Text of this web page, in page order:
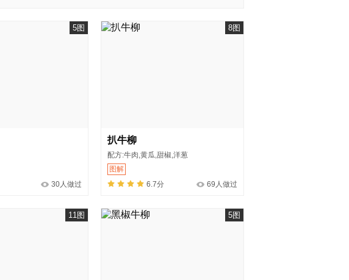
5图
30人做过
8图
扒牛柳
配方:牛肉,黄瓜,甜椒,洋葱
图解
6.7分
69人做过
11图 5图